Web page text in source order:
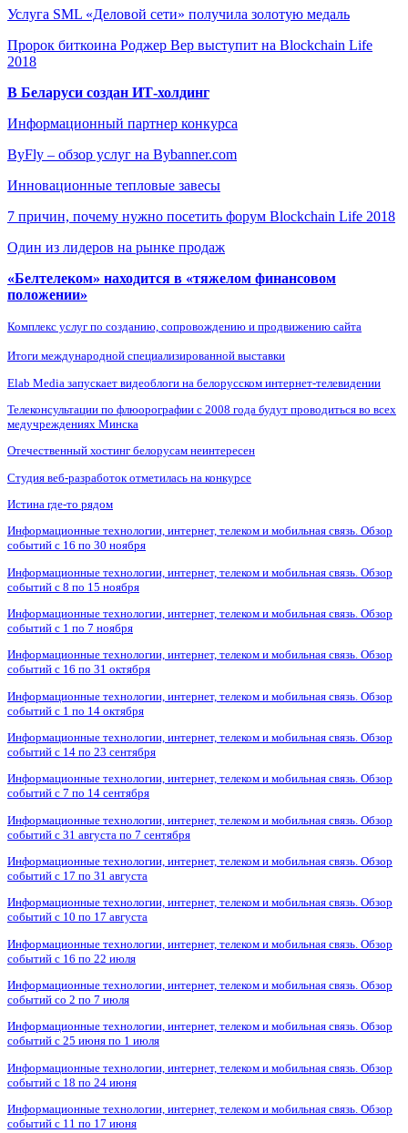
Услуга SML «Деловой сети» получила золотую медаль
Пророк биткоина Роджер Вер выступит на Blockchain Life
2018
В Беларуси создан ИТ-холдинг
Информационный партнер конкурса
ByFly – обзор услуг на Bybanner.com
Инновационные тепловые завесы
7 причин, почему нужно посетить форум Blockchain Life 2018
Один из лидеров на рынке продаж
«Белтелеком» находится в «тяжелом финансовом
положении»
Комплекс услуг по созданию, сопровождению и продвижению сайта
Итоги международной специализированной выставки
Elab Media запускает видеоблоги на белорусском интернет-телевидении
Телеконсультации по флюорографии с 2008 года будут проводиться во всех
медучреждениях Минска
Отечественный хостинг белорусам неинтересен
Студия веб-разработок отметилась на конкурсе
Истина где-то рядом
Информационные технологии, интернет, телеком и мобильная связь. Обзор
событий с 16 по 30 ноября
Информационные технологии, интернет, телеком и мобильная связь. Обзор
событий с 8 по 15 ноября
Информационные технологии, интернет, телеком и мобильная связь. Обзор
событий с 1 по 7 ноября
Информационные технологии, интернет, телеком и мобильная связь. Обзор
событий с 16 по 31 октября
Информационные технологии, интернет, телеком и мобильная связь. Обзор
событий с 1 по 14 октября
Информационные технологии, интернет, телеком и мобильная связь. Обзор
событий с 14 по 23 сентября
Информационные технологии, интернет, телеком и мобильная связь. Обзор
событий с 7 по 14 сентября
Информационные технологии, интернет, телеком и мобильная связь. Обзор
событий с 31 августа по 7 сентября
Информационные технологии, интернет, телеком и мобильная связь. Обзор
событий с 17 по 31 августа
Информационные технологии, интернет, телеком и мобильная связь. Обзор
событий с 10 по 17 августа
Информационные технологии, интернет, телеком и мобильная связь. Обзор
событий с 16 по 22 июля
Информационные технологии, интернет, телеком и мобильная связь. Обзор
событий со 2 по 7 июля
Информационные технологии, интернет, телеком и мобильная связь. Обзор
событий с 25 июня по 1 июля
Информационные технологии, интернет, телеком и мобильная связь. Обзор
событий с 18 по 24 июня
Информационные технологии, интернет, телеком и мобильная связь. Обзор
событий с 11 по 17 июня